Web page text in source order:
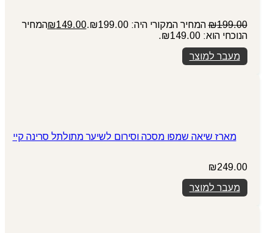
₪199.00 המחיר המקורי היה: ₪199.00. ₪149.00
המחיר
הנוכחי הוא: ₪149.00.
מעבר למוצר
מארז שיאה שמפו מסכה וסירום לשיער מתולתל סרינה קיי
₪249.00
מעבר למוצר